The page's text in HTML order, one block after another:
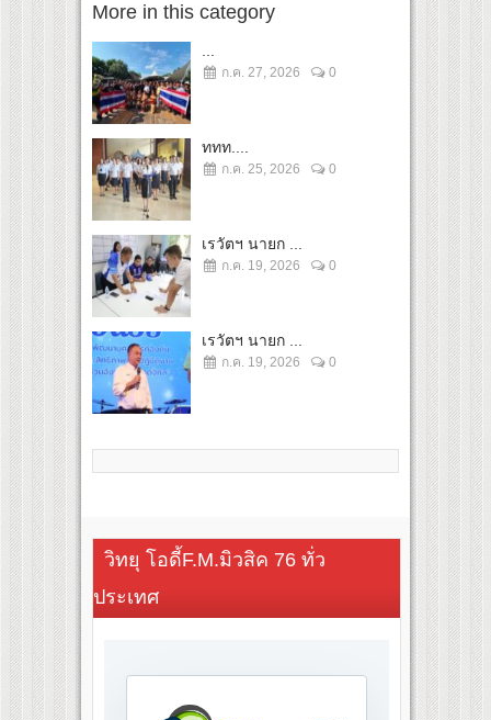
More in this category
ก.ค. 27, 2026 0
ททท....
ก.ค. 25, 2026 0
เรวัตฯ นายก ...
ก.ค. 19, 2026 0
เรวัตฯ นายก ...
ก.ค. 19, 2026 0
วิทยุ โอดี้F.M.มิวสิค 76 ทั่ว
ประเทศ